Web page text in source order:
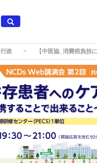
行政 【中医協_消費税負担